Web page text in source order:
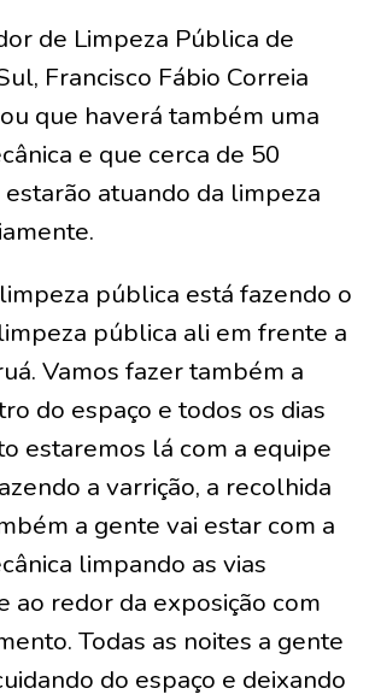
de Limpeza Pública de
Francisco Fábio Correia
que haverá também uma
e que cerca de 50
atuando da limpeza
pública está fazendo o
pública ali em frente a
Vamos fazer também a
do espaço e todos os dias
estaremos lá com a equipe
a varrição, a recolhida
a gente vai estar com a
limpando as vias
ao redor da exposição com
Todas as noites a gente
do espaço e deixando